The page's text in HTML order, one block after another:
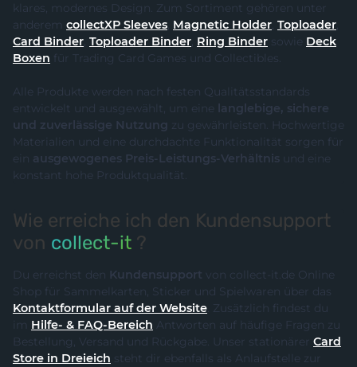
klares, modernes Design. Zum Sortiment gehören unter
anderem collectXP Sleeves, Magnetic Holder, Toploader,
Card Binder, Toploader Binder, Ring Binder sowie Deck
Boxen für Trading Card Games und Collectibles.
Alle Produkte werden nach festen Qualitätsstandards
entwickelt und ausgewählt, um eine langlebige, sichere
und zuverlässige Nutzung zu gewährleisten. Hochwertige
Materialien und eine durchdachte Funktionalität sorgen für
ein ausgewogenes Preis-Leistungs-Verhältnis und eine
konstant hohe Produktqualität.
Wie erreiche ich den Kundensupport
von collect-it ?
Du erreichst den Kundensupport von collect-it.de Online
Shop für Sammelkarten, Sticker und Spielwaren über das
Kontaktformular auf der Website. Zusätzlich findest du
im Hilfe- & FAQ-Bereich Antworten auf häufige Fragen zu
Bestellung, Versand und Rückgabe. Unser stationärer Card
Store in Dreieich steht dir ebenfalls als Anlaufstelle zur